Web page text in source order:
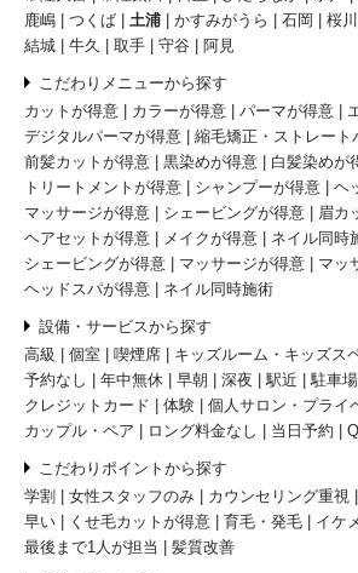
鹿嶋
つくば 土浦 かすみがうら 石岡 桜川
結城
牛久 取手 守谷 阿見
こだわりメニューから探す
カットが得意
カラーが得意 パーマが得意
デジタルパーマが得意
縮毛矯正・ストレート
前髪カットが得意
黒染めが得意
白髪染めが
トリートメントが得意
シャンプーが得意
ヘ
マッサージが得意
シェービングが得意
眉カ
ヘアセットが得意
メイクが得意 ネイル同時
シェービングが得意
マッサージが得意
マッ
ヘッドスパが得意
ネイル同時施術
設備・サービスから探す
高級
個室 喫煙席 キッズルーム・キッズス
予約なし
年中無休 早朝 深夜 駅近 駐車場
クレジットカード
体験
個人サロン・プライ
カップル・ペア
ロング料金なし 当日予約
こだわりポイントから探す
学割
女性スタッフのみ カウンセリング重視
早い
くせ毛カットが得意 育毛・発毛 イケ
最後まで1人が担当
髪質改善